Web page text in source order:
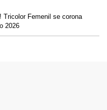
Tricolor Femenil se corona
2026